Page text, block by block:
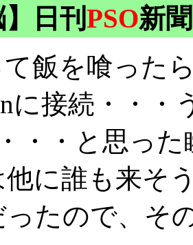
】日刊PSO新聞
て飯を喰った
に接続・・・
・・と思った
他に誰も来そ
ったので、そ